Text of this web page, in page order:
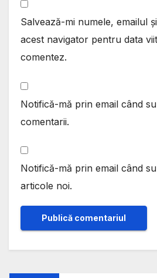
Salvează-mi numele, emailul
acest navigator pentru data
comentez.
Notifică-mă prin email când
comentarii.
Notifică-mă prin email când
articole noi.